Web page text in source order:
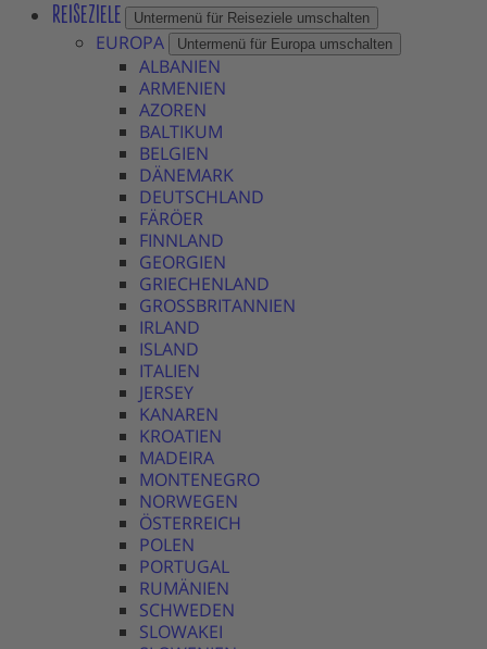
REISEZIELE Untermenü für Reiseziele umschalten
EUROPA Untermenü für Europa umschalten
ALBANIEN
ARMENIEN
AZOREN
BALTIKUM
BELGIEN
DÄNEMARK
DEUTSCHLAND
FÄRÖER
FINNLAND
GEORGIEN
GRIECHENLAND
GROSSBRITANNIEN
IRLAND
ISLAND
ITALIEN
JERSEY
KANAREN
KROATIEN
MADEIRA
MONTENEGRO
NORWEGEN
ÖSTERREICH
POLEN
PORTUGAL
RUMÄNIEN
SCHWEDEN
SLOWAKEI